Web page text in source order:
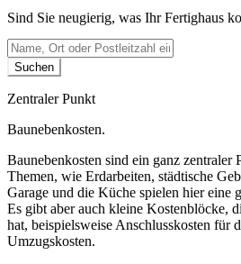
Sind Sie neugierig, was Ihr Fertighaus
Suchen
Zentraler Punkt
Baunebenkosten.
Baunebenkosten sind ein ganz zentraler
Themen, wie Erdarbeiten, städtische
Garage und die Küche spielen hier eine
Es gibt aber auch kleine Kostenblöcke,
hat, beispielsweise Anschlusskosten für
Umzugskosten.